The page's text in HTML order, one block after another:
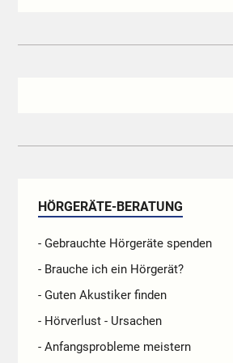
HÖRGERÄTE-BERATUNG
- Gebrauchte Hörgeräte spenden
- Brauche ich ein Hörgerät?
- Guten Akustiker finden
- Hörverlust - Ursachen
- Anfangsprobleme meistern